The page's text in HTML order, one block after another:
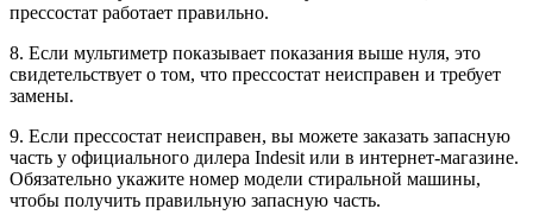
прессостат работает правильно.
8. Если мультиметр показывает показания выше нуля, это
свидетельствует о том, что прессостат неисправен и требует
замены.
9. Если прессостат неисправен, вы можете заказать запасную
часть у официального дилера Indesit или в интернет-магазине.
Обязательно укажите номер модели стиральной машины,
чтобы получить правильную запасную часть.